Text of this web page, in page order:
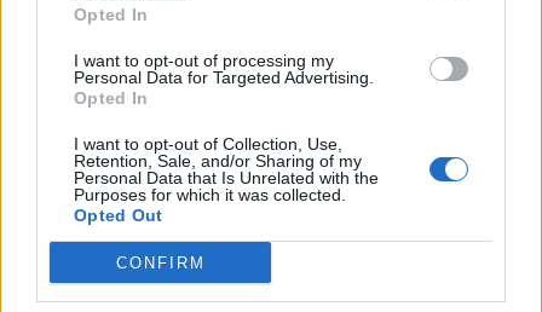
Opted In
I want to opt-out of processing my
Personal Data for Targeted Advertising.
Opted In
I want to opt-out of Collection, Use,
Retention, Sale, and/or Sharing of my
Personal Data that Is Unrelated with the
Purposes for which it was collected.
Opted Out
CONFIRM
οριστικά την καταδικαστική τελευταία θέση.
1 COMMENT
ΤΕΛΕΥΤΑΙΑ ΝΕΑ